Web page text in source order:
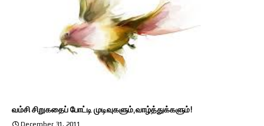
வம்சி சிறுகதைப் போட்டி முடிவுகளும், வாழ்த்துக்களும்!
December 31, 2011